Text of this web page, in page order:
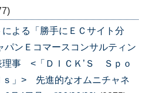
による「勝手にＥＣサイト分
ンＥコマースコンサルティン
事 <「ＤＩＣＫ’Ｓ Ｓｐｏ
」> 先進的なオムニチャネ